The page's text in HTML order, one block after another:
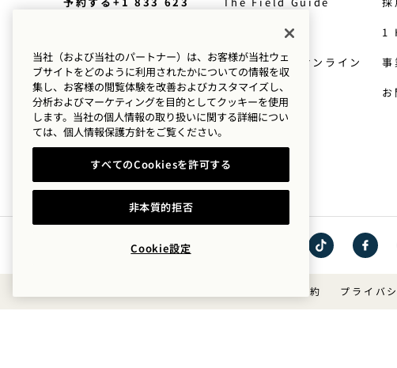
0111
私たちのストーリー
サステナビリティ
プレス情報
Goodthingsオンライン
ショップ
Mission
1
事
グラ
で1
Hotels
で1
利用規約 プライバ
当社（および当社のパートナー）は、お客様が当社ウェ
ブサイトをどのように利用されたかについての情報を収
集し、お客様の閲覧体験を改善およびカスタマイズし、
分析およびマーケティングを目的としてクッキーを使用
します。当社の個人情報の取り扱いに関する詳細につい
ては、 個人情報保護方針をご覧ください。
すべてのCookiesを許可する
非本質的拒否
Cookie設定